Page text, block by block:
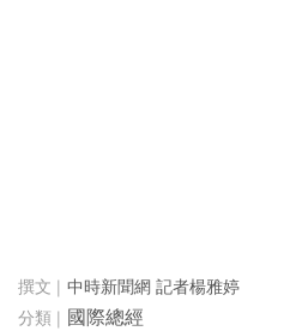
中時新聞網 記者楊雅婷
國際總經